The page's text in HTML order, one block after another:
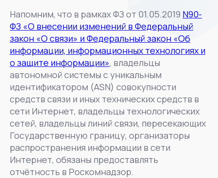
Напомним, что в рамках ФЗ от 01.05.2019 N90-
ФЗ «О внесении изменений в Федеральный
закон «О связи» и Федеральный закон «Об
информации, информационных технологиях и
о защите информации», владельцы
автономной системы с уникальным
идентификатором (ASN) совокупности
средств связи и иных технических средств в
сети Интернет, владельцы технологических
сетей, владельцы линий связи, пересекающих
Государственную границу, организаторы
распространения информации в сети
Интернет, обязаны предоставлять
отчётность в Роскомнадзор.